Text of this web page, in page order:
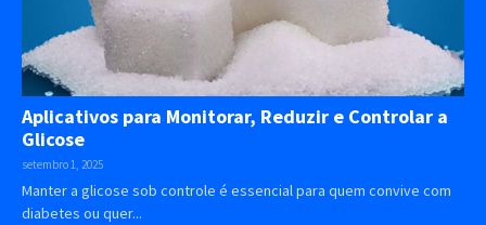
Aplicativos para Monitorar, Reduzir e Controlar a
Glicose
setembro 1, 2025
Manter a glicose sob controle é essencial para quem convive com
diabetes ou quer...